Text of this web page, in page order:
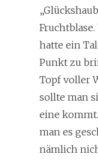
hatte ein
Punkt zu
Topf voller
sollte man
eine
man es
nämlich